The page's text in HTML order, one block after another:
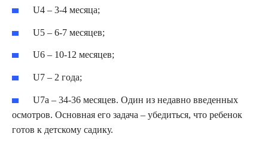
U4 – 3-4 месяца;
U5 – 6-7 месяцев;
U6 – 10-12 месяцев;
U7 – 2 года;
U7a – 34-36 месяцев. Один из недавно введенных
осмотров. Основная его задача – убедиться, что ребенок
готов к детскому садику.